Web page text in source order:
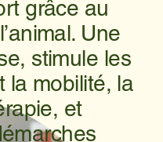
grâce au
Une
stimule les
la mobilité, la
et